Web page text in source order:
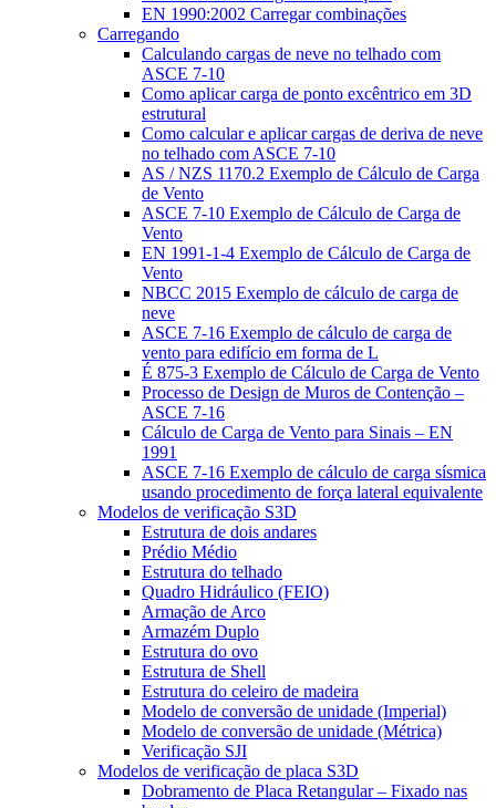
EN 1990:2002 Carregar combinações
Carregando
Calculando cargas de neve no telhado com
ASCE 7-10
Como aplicar carga de ponto excêntrico em 3D
estrutural
Como calcular e aplicar cargas de deriva de neve
no telhado com ASCE 7-10
AS / NZS 1170.2 Exemplo de Cálculo de Carga
de Vento
ASCE 7-10 Exemplo de Cálculo de Carga de
Vento
EN 1991-1-4 Exemplo de Cálculo de Carga de
Vento
NBCC 2015 Exemplo de cálculo de carga de
neve
ASCE 7-16 Exemplo de cálculo de carga de
vento para edifício em forma de L
É 875-3 Exemplo de Cálculo de Carga de Vento
Processo de Design de Muros de Contenção –
ASCE 7-16
Cálculo de Carga de Vento para Sinais – EN
1991
ASCE 7-16 Exemplo de cálculo de carga sísmica
usando procedimento de força lateral equivalente
Modelos de verificação S3D
Estrutura de dois andares
Prédio Médio
Estrutura do telhado
Quadro Hidráulico (FEIO)
Armação de Arco
Armazém Duplo
Estrutura do ovo
Estrutura de Shell
Estrutura do celeiro de madeira
Modelo de conversão de unidade (Imperial)
Modelo de conversão de unidade (Métrica)
Verificação SJI
Modelos de verificação de placa S3D
Dobramento de Placa Retangular – Fixado nas